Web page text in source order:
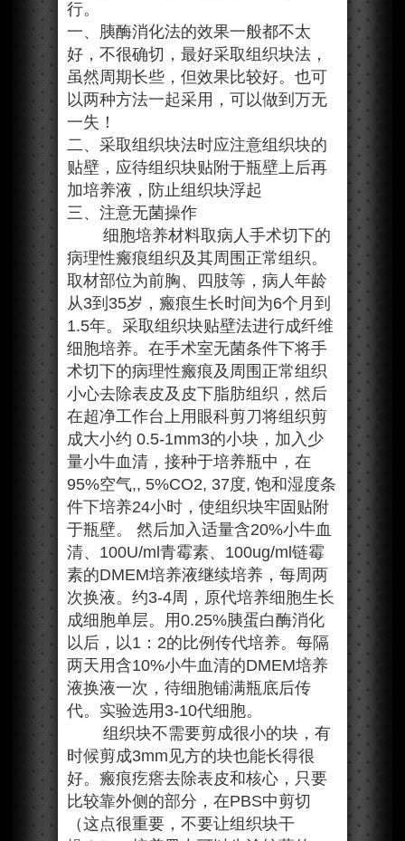
行。
一、胰酶消化法的效果一般都不太
好，不很确切，最好采取组织块法，
虽然周期长些，但效果比较好。也可
以两种方法一起采用，可以做到万无
一失！
二、采取组织块法时应注意组织块的
贴壁，应待组织块贴附于瓶壁上后再
加培养液，防止组织块浮起
三、注意无菌操作
细胞培养材料取病人手术切下的
病理性瘢痕组织及其周围正常组织。
取材部位为前胸、四肢等，病人年龄
从3到35岁，瘢痕生长时间为6个月到
1.5年。采取组织块贴壁法进行成纤维
细胞培养。在手术室无菌条件下将手
术切下的病理性瘢痕及周围正常组织
小心去除表皮及皮下脂肪组织，然后
在超净工作台上用眼科剪刀将组织剪
成大小约 0.5-1mm3的小块，加入少
量小牛血清，接种于培养瓶中，在
95%空气,, 5%CO2, 37度, 饱和湿度条
件下培养24小时，使组织块牢固贴附
于瓶壁。 然后加入适量含20%小牛血
清、100U/ml青霉素、100ug/ml链霉
素的DMEM培养液继续培养，每周两
次换液。约3-4周，原代培养细胞生长
成细胞单层。用0.25%胰蛋白酶消化
以后，以1：2的比例传代培养。每隔
两天用含10%小牛血清的DMEM培养
液换液一次，待细胞铺满瓶底后传
代。实验选用3-10代细胞。
组织块不需要剪成很小的块，有
时候剪成3mm见方的块也能长得很
好。瘢痕疙瘩去除表皮和核心，只要
比较靠外侧的部分，在PBS中剪切
（这点很重要，不要让组织块干